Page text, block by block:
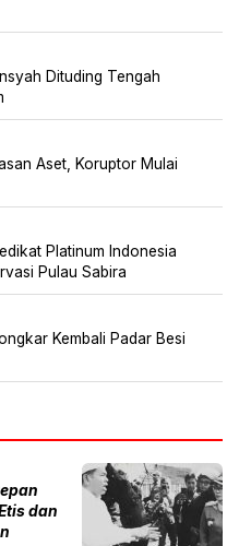
Dituding Tengah
Aset, Koruptor Mulai
Platinum Indonesia
Pulau Sabira
Kembali Padar Besi
dan